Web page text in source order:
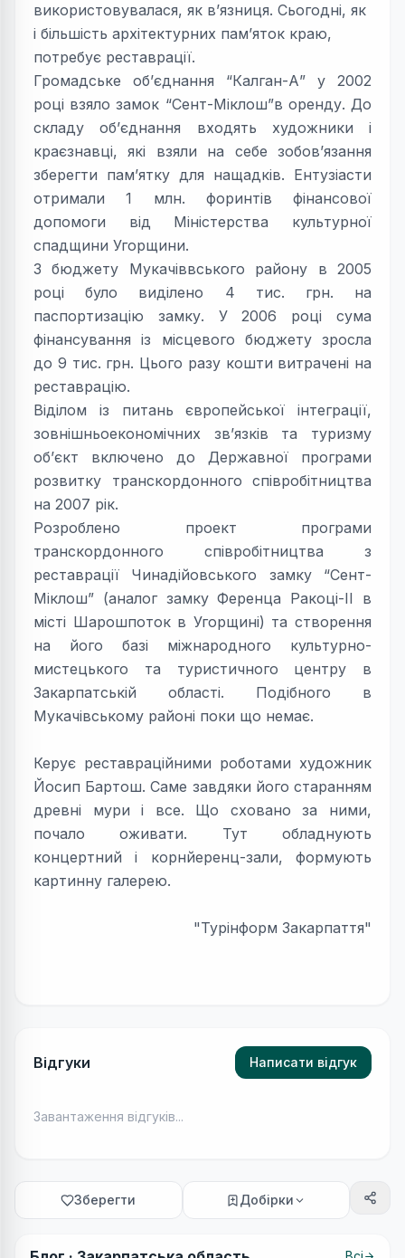
використовувалася, як в’язниця. Сьогодні, як
і більшість архітектурних пам’яток краю,
потребує реставрації.
Громадське об’єднання “Калган-А” у 2002
році взяло замок “Сент-Міклош”в оренду. До
складу об’єднання входять художники і
краєзнавці, які взяли на себе зобов’язання
зберегти пам’ятку для нащадків. Ентузіасти
отримали 1 млн. форинтів фінансової
допомоги від Міністерства культурної
спадщини Угорщини.
З бюджету Мукачіввського району в 2005
році було виділено 4 тис. грн. на
паспортизацію замку. У 2006 році сума
фінансування із місцевого бюджету зросла
до 9 тис. грн. Цього разу кошти витрачені на
реставрацію.
Віділом із питань європейської інтеграції,
зовнішньоекономічних зв’язків та туризму
об’єкт включено до Державної програми
розвитку транскордонного співробітництва
на 2007 рік.
Розроблено проект програми
транскордонного співробітництва з
реставрації Чинадійовського замку “Сент-
Міклош” (аналог замку Ференца Ракоці-ІІ в
місті Шарошпоток в Угорщині) та створення
на його базі міжнародного культурно-
мистецького та туристичного центру в
Закарпатській області. Подібного в
Мукачівському районі поки що немає.
Керує реставраційними роботами художник
Йосип Бартош. Саме завдяки його старанням
древні мури і все. Що сховано за ними,
почало оживати. Тут обладнують
концертний і корнйеренц-зали, формують
картинну галерею.
"Турінформ Закарпаття"
Відгуки Написати відгук
Завантаження відгуків...
Зберегти Добірки